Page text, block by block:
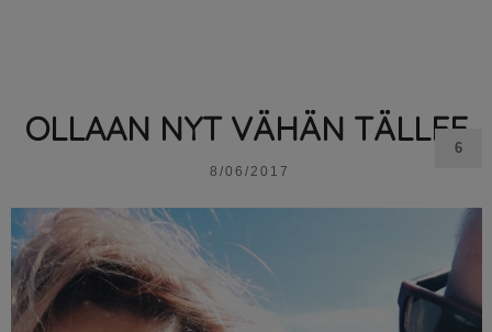
OLLAAN NYT VÄHÄN TÄLLEE
8/06/2017
6